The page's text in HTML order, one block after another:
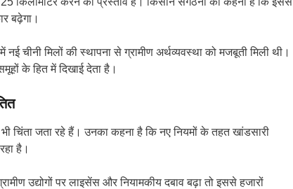
बढ़ेगा।
चीनी मिलों की स्थापना से ग्रामीण अर्थव्यवस्था को मजबूती मिली थी।
के हित में दिखाई देता है।
चिंता जता रहे हैं। उनका कहना है कि नए नियमों के तहत खांडसारी
है।
उद्योगों पर लाइसेंस और नियामकीय दबाव बढ़ा तो इससे हजारों